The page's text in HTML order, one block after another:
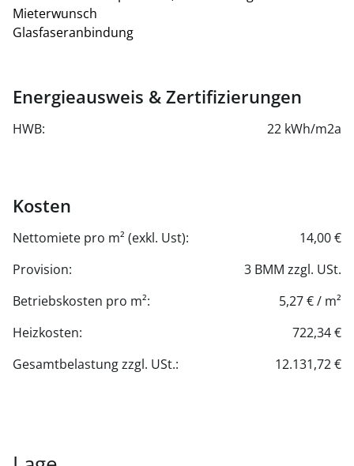
Stellplätze können in der hauseigenen Tiefgarage
angemietet werden.
Mieterwunsch
Glasfaseranbindung
Energieausweis & Zertifizierungen
HWB: 22 kWh/m2a
Kosten
Nettomiete pro m² (exkl. Ust):
14,00 €
Provision:
3 BMM zzgl. USt.
Betriebskosten pro m²:
5,27 € / m²
Heizkosten:
722,34 €
Gesamtbelastung zzgl. USt.:
12.131,72 €